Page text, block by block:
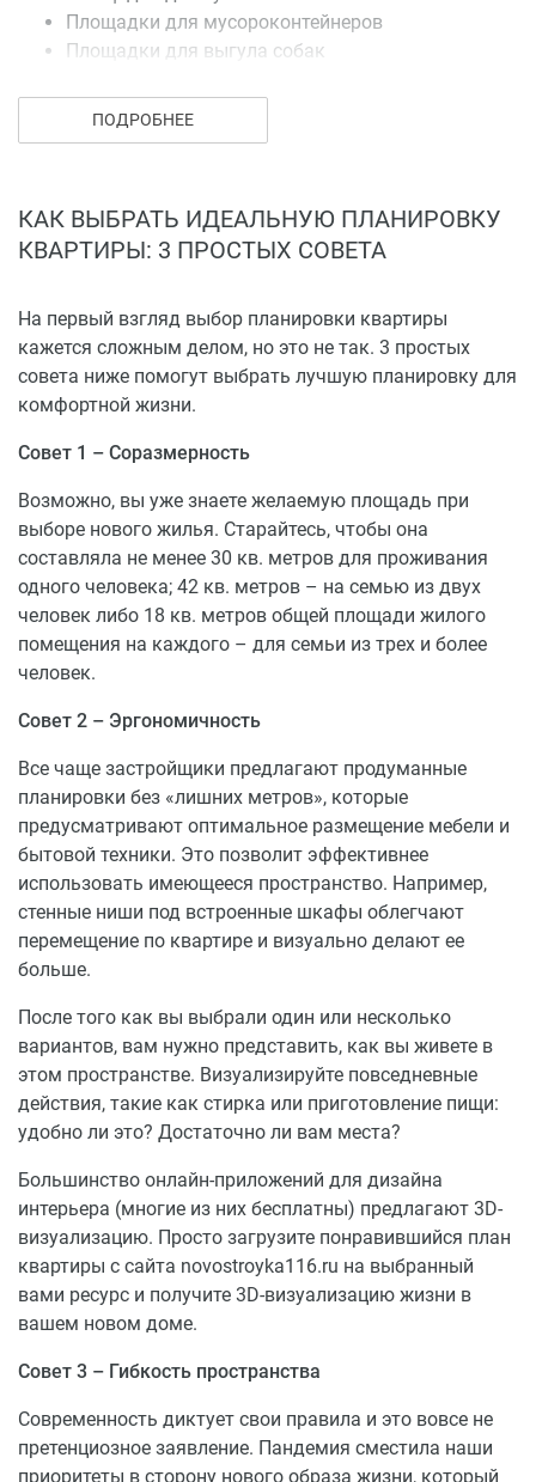
Площадки для мусороконтейнеров
Площадки для выгула собак
автостоянок
декоративных кустарников и засевом газонов.
Преимущества
Наружные стены из кирпича толщиной от 68 до
81 см
Стены из кирпича между соседями в каждой
квартире толщиной 54 до 66 см
каждом подъезде
транспорта
400 м до общеобразовательной школы
500 м до детского сада,
Панорамные виды на верхних этажах
Микрорайон имеет большие перспективы для
развития, которые включают в себя строительство
Супермаркеты и предприятия общественно-
делового назначения
Детские сады: «Полянка», «Елочка», «Золотой
Ключик», «Ивушка»
Средние общеобразовательные школы: №37, №36
Торговые центры: «МАКСИ», «Магнит»,
«Пятерочка»
работают все необходимые системы
жизнеобеспечения жилого дома
водоснабжение
водоотведение
лифты
домофон
Купить квартиру в ЖК по ул.Архангельская, д.10б
можно от застройщика в рассрочку или в ипотеку от
банков-партнеров.
ПОДРОБНЕЕ
КАК ВЫБРАТЬ ИДЕАЛЬНУЮ ПЛАНИРОВКУ
КВАРТИРЫ: 3 ПРОСТЫХ СОВЕТА
На первый взгляд выбор планировки квартиры
кажется сложным делом, но это не так. 3 простых
совета ниже помогут выбрать лучшую планировку для
комфортной жизни.
Совет 1 – Соразмерность
Возможно, вы уже знаете желаемую площадь при
выборе нового жилья. Старайтесь, чтобы она
составляла не менее 30 кв. метров для проживания
одного человека; 42 кв. метров – на семью из двух
человек либо 18 кв. метров общей площади жилого
помещения на каждого – для семьи из трех и более
человек.
Совет 2 – Эргономичность
Все чаще застройщики предлагают продуманные
планировки без «лишних метров», которые
предусматривают оптимальное размещение мебели и
бытовой техники. Это позволит эффективнее
использовать имеющееся пространство. Например,
стенные ниши под встроенные шкафы облегчают
перемещение по квартире и визуально делают ее
больше.
После того как вы выбрали один или несколько
вариантов, вам нужно представить, как вы живете в
этом пространстве. Визуализируйте повседневные
действия, такие как стирка или приготовление пищи:
удобно ли это? Достаточно ли вам места?
Большинство онлайн-приложений для дизайна
интерьера (многие из них бесплатны) предлагают 3D-
визуализацию. Просто загрузите понравившийся план
квартиры с сайта novostroyka116.ru на выбранный
вами ресурс и получите 3D-визуализацию жизни в
вашем новом доме.
Совет 3 – Гибкость пространства
Современность диктует свои правила и это вовсе не
претенциозное заявление. Пандемия сместила наши
приоритеты в сторону нового образа жизни, который